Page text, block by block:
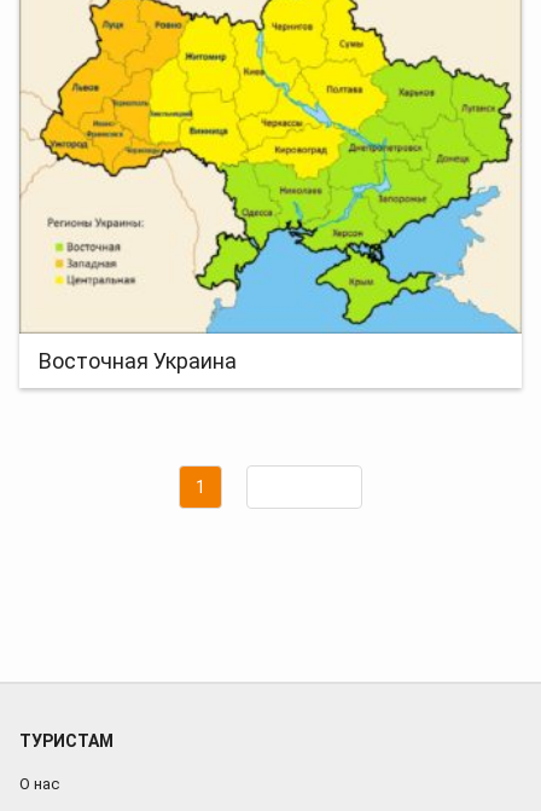
Восточная Украина
НавигацияСтраница
1
ТУРИСТАМ
О нас